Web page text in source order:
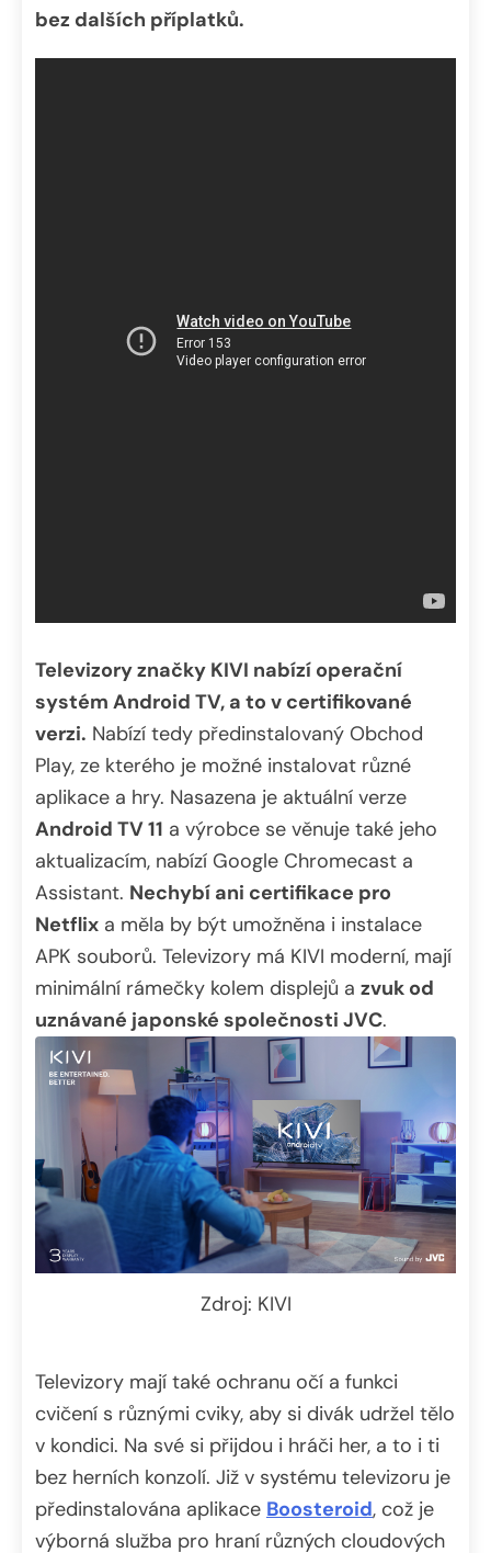
bez dalších příplatků.
Televizory značky KIVI nabízí operační
systém Android TV, a to v certifikované
verzi. Nabízí tedy předinstalovaný Obchod
Play, ze kterého je možné instalovat různé
aplikace a hry. Nasazena je aktuální verze
Android TV 11 a výrobce se věnuje také jeho
aktualizacím, nabízí Google Chromecast a
Assistant. Nechybí ani certifikace pro
Netflix a měla by být umožněna i instalace
APK souborů. Televizory má KIVI moderní, mají
minimální rámečky kolem displejů a zvuk od
uznávané japonské společnosti JVC.
Zdroj: KIVI
Televizory mají také ochranu očí a funkci
cvičení s různými cviky, aby si divák udržel tělo
v kondici. Na své si přijdou i hráči her, a to i ti
bez herních konzolí. Již v systému televizoru je
předinstalována aplikace Boosteroid, což je
výborná služba pro hraní různých cloudových